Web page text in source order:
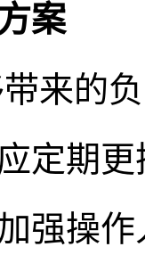
案
来的
定期
强操